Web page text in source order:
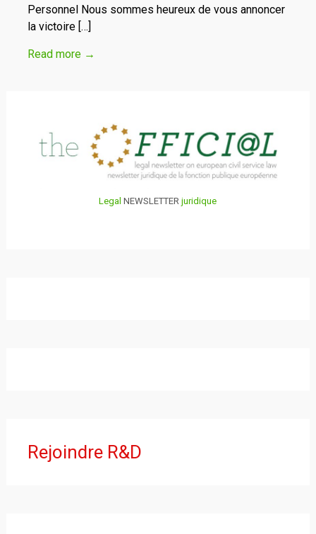
Personnel Nous sommes heureux de vous annoncer
la victoire […]
Read more →
Legal NEWSLETTERjuridique
Rejoindre R&D